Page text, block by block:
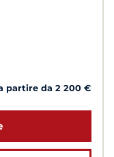
partire da 2 200 €